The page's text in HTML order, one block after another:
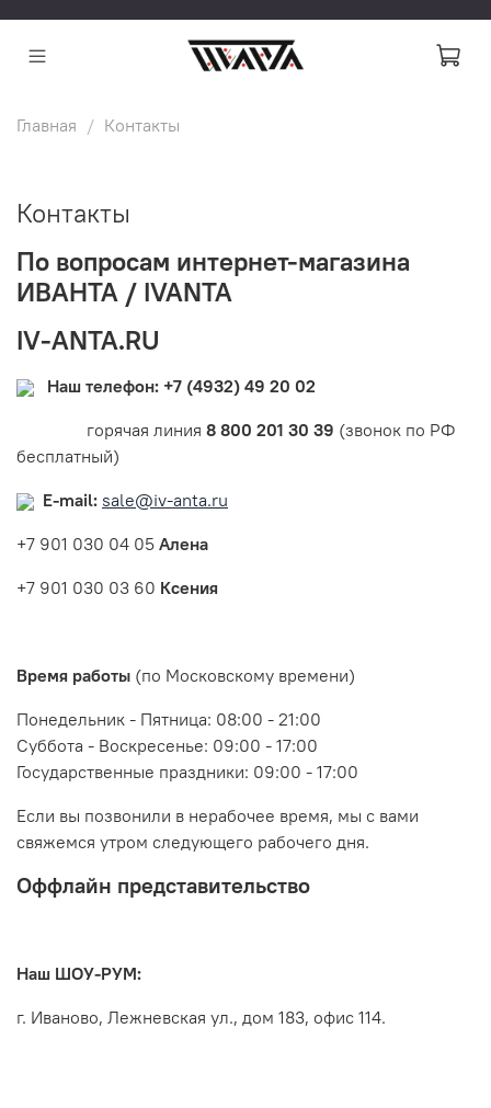
Главная Контакты
Контакты
По вопросам интернет-магазина
ИВАНТА / IVANTA
IV-ANTA.RU
Наш телефон: +7 (4932) 49 20 02
горячая линия 8 800 201 30 39 (звонок по РФ
бесплатный)
E-mail: sale@iv-anta.ru
+7 901 030 04 05 Алена
+7 901 030 03 60 Ксения
Время работы (по Московскому времени)
Понедельник - Пятница: 08:00 - 21:00
Суббота - Воскресенье: 09:00 - 17:00
Государственные праздники: 09:00 - 17:00
Если вы позвонили в нерабочее время, мы с вами
свяжемся утром следующего рабочего дня.
Оффлайн представительство
Наш ШОУ-РУМ:
г. Иваново, Лежневская ул., дом 183, офис 114.